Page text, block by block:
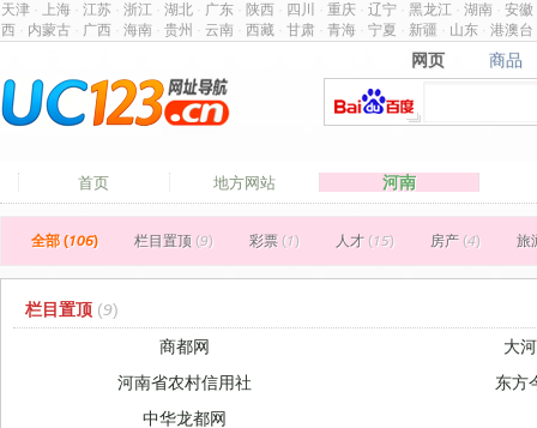
天津 上海 江苏 浙江 湖北 广东 陕西 四川 重庆 辽宁 黑龙江 湖南 安徽
西
内蒙古 广西 海南 贵州 云南 西藏 甘肃 青海 宁夏 新疆 山东 港澳台
网页
网页 商品
商品
首页 地方网站 河南
全部 (106) 栏目置顶 (9) 彩票 (1) 人才 (15) 房产 (4) 旅
栏目置顶 (9)
商都网
大
河南省农村信用社
东方
中华龙都网